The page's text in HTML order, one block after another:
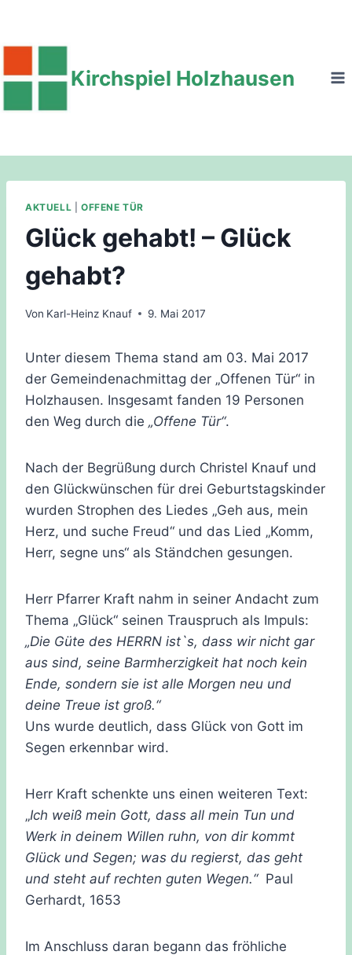
springen
Kirchspiel Holzhausen
AKTUELL OFFENE TÜR
Glück gehabt! – Glück
gehabt?
Von Karl-Heinz Knauf 9. Mai 2017
Unter diesem Thema stand am 03. Mai 2017
der Gemeindenachmittag der „Offenen Tür“ in
Holzhausen. Insgesamt fanden 19 Personen
den Weg durch die „Offene Tür“.
Nach der Begrüßung durch Christel Knauf und
den Glückwünschen für drei Geburtstagskinder
wurden Strophen des Liedes „Geh aus, mein
Herz, und suche Freud“ und das Lied „Komm,
Herr, segne uns“ als Ständchen gesungen.
Herr Pfarrer Kraft nahm in seiner Andacht zum
Thema „Glück“ seinen Trauspruch als Impuls:
„Die Güte des HERRN ist`s, dass wir nicht gar
aus sind, seine Barmherzigkeit hat noch kein
Ende, sondern sie ist alle Morgen neu und
deine Treue ist groß.“
Uns wurde deutlich, dass Glück von Gott im
Segen erkennbar wird.
Herr Kraft schenkte uns einen weiteren Text:
„Ich weiß mein Gott, dass all mein Tun und
Werk in deinem Willen ruhn, von dir kommt
Glück und Segen; was du regierst, das geht
und steht auf rechten guten Wegen.“Paul
Gerhardt, 1653
Im Anschluss daran begann das fröhliche